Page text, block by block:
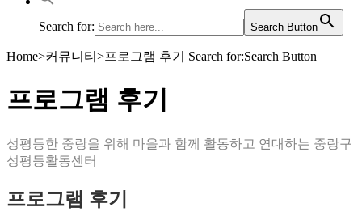
Search for: Search Button
Home>커뮤니티 >프로그램 후기 Search for:Search Button
프로그램 후기
성평등한 중랑을 위해 마을과 함께 활동하고 연대하는 중랑구
성평등활동센터
프로그램 후기